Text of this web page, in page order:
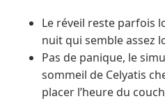
Le réveil reste parfois
nuit qui semble assez
Pas de panique, le
sommeil de Celyatis
placer l’heure du